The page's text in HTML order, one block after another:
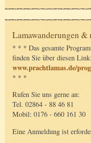
Lamawanderungen &
* * * Das gesamte
finden Sie über diesen Link:
www.prachtlamas.de/
* * *
Rufen Sie uns gerne an:
Tel. 02864 - 88 46 81
Mobil: 0176 - 660 161 30
Eine Anmeldung ist